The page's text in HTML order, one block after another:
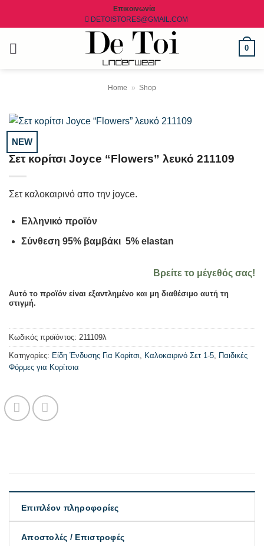
Επικοινωνία
DETOISTORES@GMAIL.COM
0
Home » Shop
NEW
Σετ κορίτσι Joyce “Flowers” λευκό 211109
Σετ καλοκαιρινό απο την joyce.
Ελληνικό προϊόν
Σύνθεση 95% βαμβάκι 5% elastan
Βρείτε το μέγεθός σας!
Αυτό το προϊόν είναι εξαντλημένο και μη διαθέσιμο αυτή τη
στιγμή.
Κωδικός προϊόντος: 211109λ
Κατηγορίες: Είδη Ένδυσης Για Κορίτσι Καλοκαιρινό Σετ 1-5 Παιδικές
Φόρμες για Κορίτσια
Επιπλέον πληροφορίες
Αποστολές / Επιστροφές